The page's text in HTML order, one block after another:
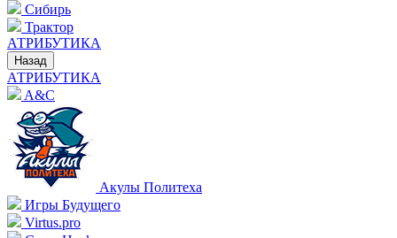
Сибирь
Трактор
АТРИБУТИКА
Назад
АТРИБУТИКА
A&C
Акулы Политеха
Игры Будущего
Virtus.pro